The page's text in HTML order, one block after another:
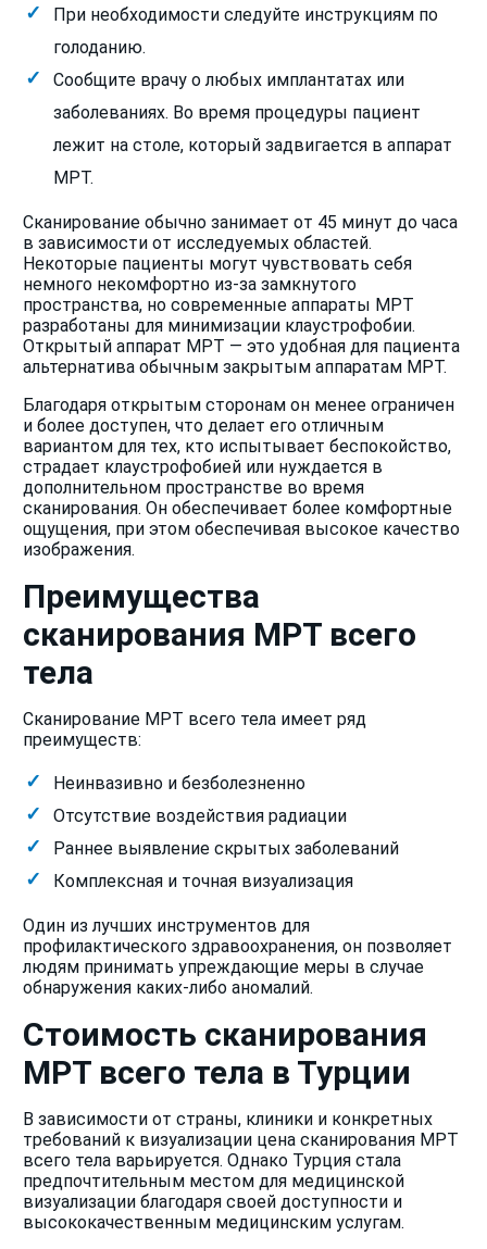
При необходимости следуйте инструкциям по
голоданию.
Сообщите врачу о любых имплантатах или
заболеваниях. Во время процедуры пациент
лежит на столе, который задвигается в аппарат
МРТ.
Сканирование обычно занимает от 45 минут до часа
в зависимости от исследуемых областей.
Некоторые пациенты могут чувствовать себя
немного некомфортно из-за замкнутого
пространства, но современные аппараты МРТ
разработаны для минимизации клаустрофобии.
Открытый аппарат МРТ — это удобная для пациента
альтернатива обычным закрытым аппаратам МРТ.
Благодаря открытым сторонам он менее ограничен
и более доступен, что делает его отличным
вариантом для тех, кто испытывает беспокойство,
страдает клаустрофобией или нуждается в
дополнительном пространстве во время
сканирования. Он обеспечивает более комфортные
ощущения, при этом обеспечивая высокое качество
изображения.
Преимущества
сканирования МРТ всего
тела
Сканирование МРТ всего тела имеет ряд
преимуществ:
Неинвазивно и безболезненно
Отсутствие воздействия радиации
Раннее выявление скрытых заболеваний
Комплексная и точная визуализация
Один из лучших инструментов для
профилактического здравоохранения, он позволяет
людям принимать упреждающие меры в случае
обнаружения каких-либо аномалий.
Стоимость сканирования
МРТ всего тела в Турции
В зависимости от страны, клиники и конкретных
требований к визуализации цена сканирования МРТ
всего тела варьируется. Однако Турция стала
предпочтительным местом для медицинской
визуализации благодаря своей доступности и
высококачественным медицинским услугам.